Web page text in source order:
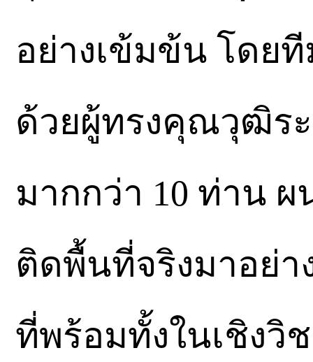
อย่างเข้มข้น โดย
ด้วยผู้ทรงคุณวุฒิร
มากกว่า 10 ท่าน
ติดพื้นที่จริงมาอย่า
ที่พร้อมทั้งในเชิงวิ